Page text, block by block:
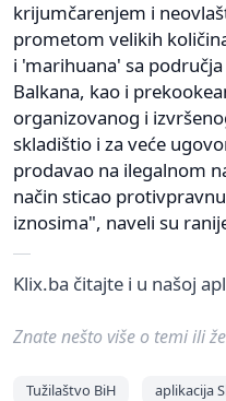
krijumčarenjem i
prometom velikih
i 'marihuana' sa
Balkana, kao i
organizovanog i
skladištio i za veće
prodavao na ilegalnom
način sticao
iznosima", naveli su
Klix.ba čitajte i u našoj
Znate nešto više o temi ili
Tužilaštvo BiH aplikacija